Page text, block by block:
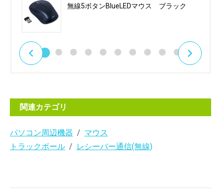
無線5ボタンBlueLEDマウス ブラック
関連カテゴリ
パソコン周辺機器
マウス
トラックボール
レシーバー通信(無線)